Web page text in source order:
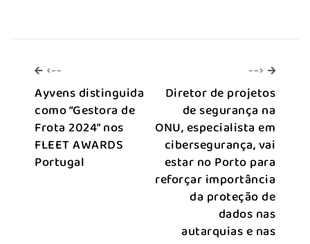
<--
Ayvens distinguida
como “Gestora de
Frota 2024” nos
FLEET AWARDS
Portugal
--> -->
Diretor de projetos
de segurança na
ONU, especialista em
cibersegurança, vai
estar no Porto para
reforçar importância
da proteção de
dados nas
autarquias e nas